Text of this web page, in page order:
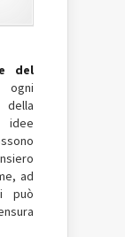
del
della
ad
può